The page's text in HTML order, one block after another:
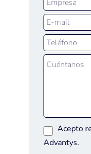
Acepto
Advantys.